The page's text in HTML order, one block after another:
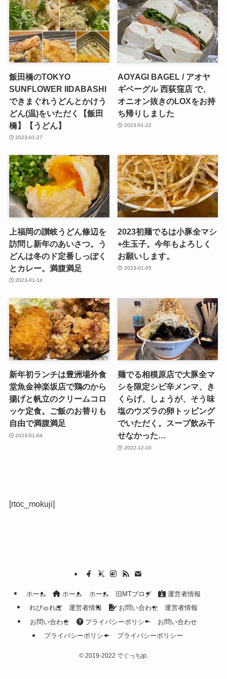
飯田橋のTOKYO
SUNFLOWER IIDABASHI
できまぐれうどんとかけう
どん(温)をいただく【飯田
橋】【うどん】
2023-01-27
AOYAGI BAGEL / アオヤ
ギベーグル 西荻窪店 で、
オニオン抜きのLOXをお持
ち帰りしました
2023-01-22
上福岡の讃岐うどん條辺を
訪問し新年のあいさつ。う
どんは冬のド定番しっぽく
とカレー。満腹満足
2023-01-14
2023初麺でるは小豚全マシ
+生玉子。今年もよろしく
お願いします。
2023-01-05
新年初ランチは豊洲場外食
堂魚金神楽坂店で鶏のから
揚げと帆立のクリームコロ
ッケ定食。ご飯のお替りも
自由で満腹満足
2023-01-04
麺でる相模原店で大豚全マ
シを限定シビ辛メンマ、き
くらげ、しょうが、そう味
塩のウズラの卵トッピング
でいただく。スープ飲み干
せなかった…
2022-12-10
[rtoc_mokuji]
ホーム ホーム ホーム 旧MTブログ
運営者情報
れびゅれぽ
運営者情報 お問い合わせ
運営者情報
お問い合わせ
プライバシーポリシー
お問い合わせ
プライバシーポリシー
プライバシーポリシー
© 2019-2022 でぐっちjp.